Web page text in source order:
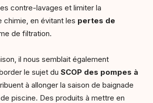
contre-lavages et limiter la
chimie, en évitant les pertes de
de filtration.
il nous semblait également
le sujet du SCOP des pompes à
à allonger la saison de baignade
piscine. Des produits à mettre en